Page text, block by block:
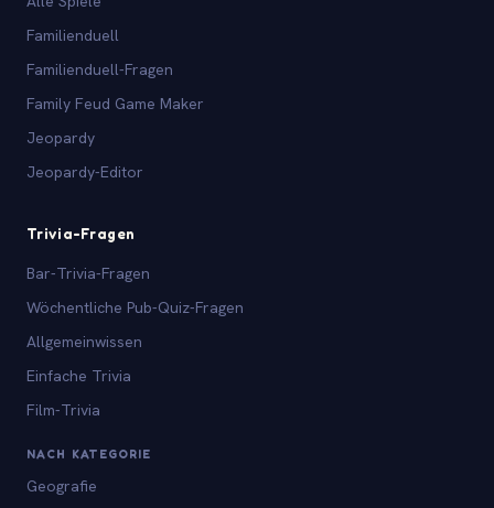
Familienduell
Familienduell-Fragen
Family Feud Game Maker
Jeopardy
Jeopardy-Editor
Trivia-Fragen
Bar-Trivia-Fragen
Wöchentliche Pub-Quiz-Fragen
Allgemeinwissen
Einfache Trivia
Film-Trivia
NACH KATEGORIE
Geografie